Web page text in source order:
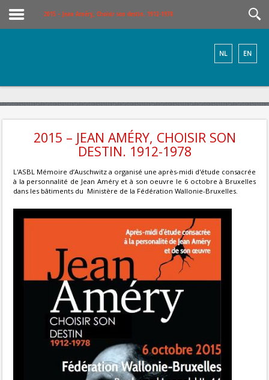
2015 – Jean Améry, Choisir son destin. 1912-1978
EN
NL
2015 – JEAN AMÉRY, CHOISIR SON
DESTIN. 1912-1978
L'ASBL Mémoire d’Auschwitz a organisé une après-midi d'étude consacrée
à la personnalité de Jean Améry et à son oeuvre le 6 octobre à Bruxelles
dans les bâtiments du Ministère de la Fédération Wallonie-Bruxelles.